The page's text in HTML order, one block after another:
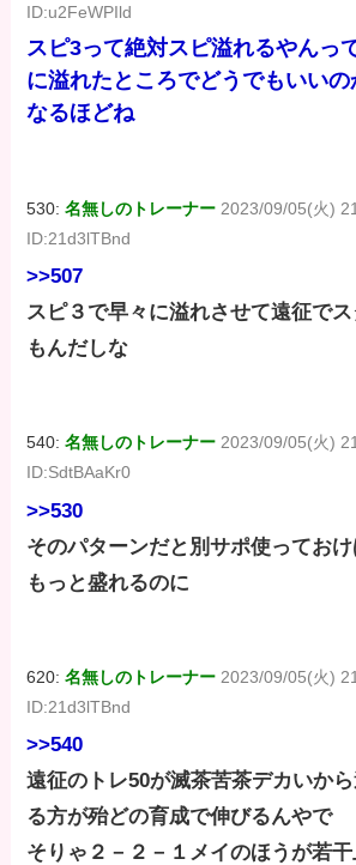
ID:u2FeWPIld
スピ3って絶対スピ溢れるやんっ
に溢れたところでどうでもいいの
なるほどね
530:名無しのトレーナー 2023/09/05(火)
ID:21d3lTBnd
>>507
スピ３で早々に溢れさせて遠征で
もんだしな
540:名無しのトレーナー 2023/09/05(火)
ID:SdtBAaKr0
>>530
そのパターンだと別サポ使ってお
もっと盛れるのに
620:名無しのトレーナー 2023/09/05(火)
ID:21d3lTBnd
>>540
遠征のトレ50が滅茶苦茶デカいか
る方が殆どの育成で伸びるんやで
そりゃ２－２－１メイのほうが若